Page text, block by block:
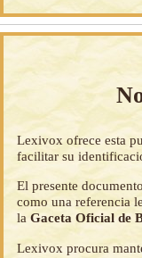
Lexivox ofrece esta
facilitar su
El presente
como una referencia
laGaceta Oficial de
Lexivox procura